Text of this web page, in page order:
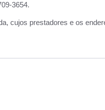
3654.
cujos prestadores e os